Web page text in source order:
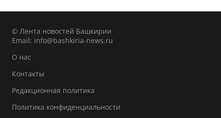
© Лента новостей Башкирии
Email: info@bashkiria-news.ru
О нас
Контакты
Редакционная политика
Политика конфиденциальности